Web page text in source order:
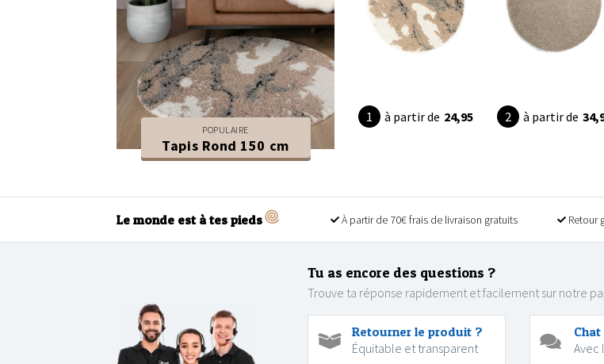
POPULAIRE
Tapis Rond 150 cm
à partir de 24,95 à partir de
Le monde est à tes pieds À partir de 70€ frais de livraison gratuits Retour
Tu as encore des questions ?
Trouve ta réponse rapidement et facilement sur notre
Retourner le produit ?
Équitable et transparent
Chat
Avec